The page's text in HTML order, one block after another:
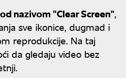
nazivom "Clear Screen",
sve ikonice, dugmad i
reprodukcije. Na taj
da gledaju video bez